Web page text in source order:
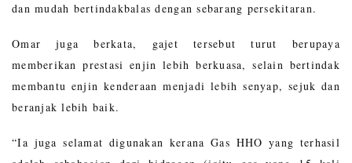
dan mudah bertindakbalas dengan sebarang persekitaran.
Omar juga berkata, gajet tersebut turut berupaya
memberikan prestasi enjin lebih berkuasa, selain bertindak
membantu enjin kenderaan menjadi lebih senyap, sejuk dan
beranjak lebih baik.
“Ia juga selamat digunakan kerana Gas HHO yang terhasil